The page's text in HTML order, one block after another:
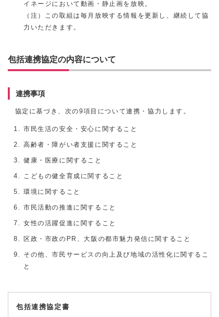
イネージにおいて動画・静止画を放映。
（注）この取組は毎月放映する情報を更新し、継続して協
力いただきます。
包括連携協定の内容について
連携事項
協定に基づき、次の9項目について連携・協力します。
市民生活の安全・安心に関すること
高齢者・障がい者支援に関すること
健康・医療に関すること
こどもの健全育成に関すること
環境に関すること
市民活動の推進に関すること
女性の活躍促進に関すること
区政・市政のPR、大阪の都市魅力発信に関すること
その他、市民サービスの向上及び地域の活性化に関するこ
と
包括連携協定書